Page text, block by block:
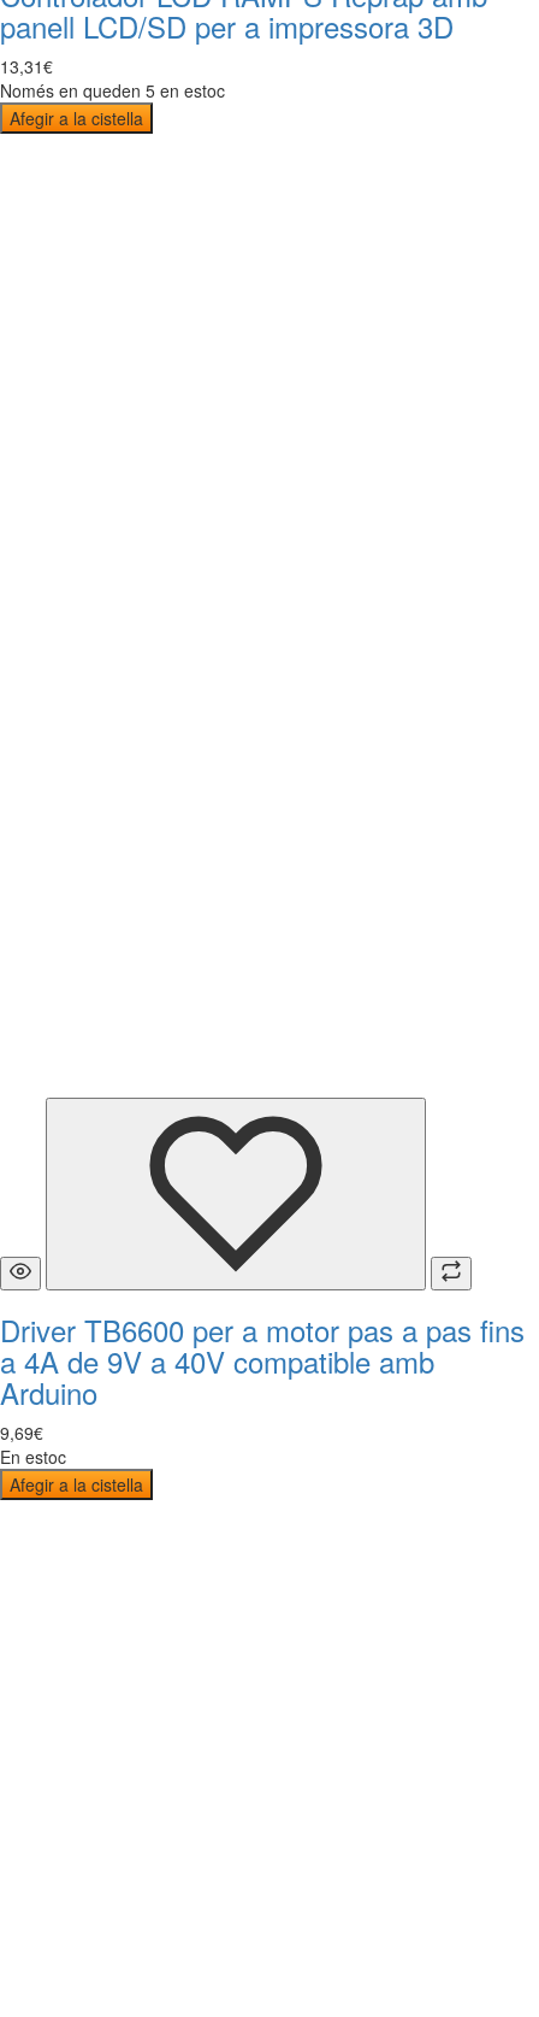
panell LCD/SD per a impressora 3D
13,31€
Només en queden 5 en estoc
Afegir a la cistella
Driver TB6600 per a motor pas a pas fins
a 4A de 9V a 40V compatible amb
Arduino
9,69€
En estoc
Afegir a la cistella